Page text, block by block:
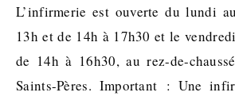
L’infirmerie est ouverte du lundi
13h et de 14h à 17h30 et le
de 14h à 16h30, au rez-de-
Saints-Pères. Important : Une